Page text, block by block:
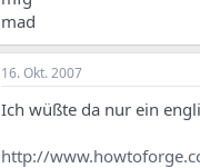
mad
16. Okt. 2007
Ich wüßte da nur ein
http://